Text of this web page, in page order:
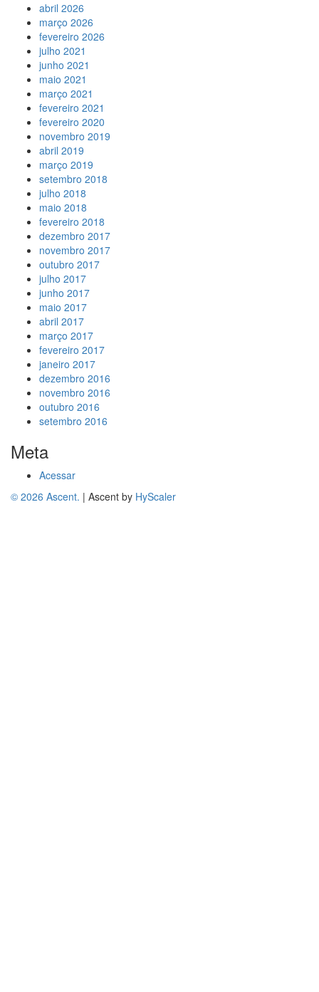
abril 2026
março 2026
fevereiro 2026
julho 2021
junho 2021
maio 2021
março 2021
fevereiro 2021
fevereiro 2020
novembro 2019
abril 2019
março 2019
setembro 2018
julho 2018
maio 2018
fevereiro 2018
dezembro 2017
novembro 2017
outubro 2017
julho 2017
junho 2017
maio 2017
abril 2017
março 2017
fevereiro 2017
janeiro 2017
dezembro 2016
novembro 2016
outubro 2016
setembro 2016
Meta
Acessar
© 2026 Ascent. | Ascent by HyScaler